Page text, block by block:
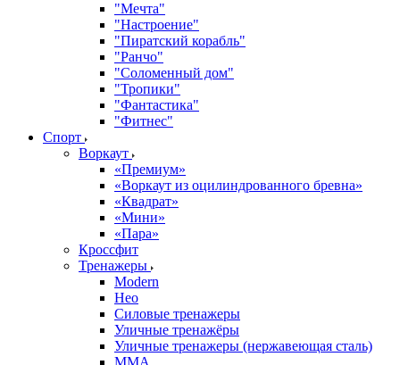
"Мечта"
"Настроение"
"Пиратский корабль"
"Ранчо"
"Соломенный дом"
"Тропики"
"Фантастика"
"Фитнес"
Спорт
Воркаут
«Премиум»
«Воркаут из оцилиндрованного бревна»
«Квадрат»
«Мини»
«Пара»
Кроссфит
Тренажеры
Modern
Нео
Силовые тренажеры
Уличные тренажёры
Уличные тренажеры (нержавеющая сталь)
ММА